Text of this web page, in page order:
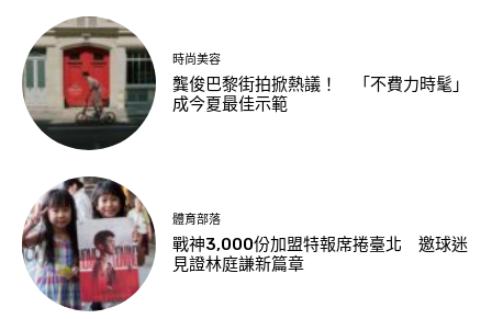
時尚美容
龔俊巴黎街拍掀熱議！ 「不費力時髦」
成今夏最佳示範
體育部落
戰神3,000份加盟特報席捲臺北 邀球迷
見證林庭謙新篇章